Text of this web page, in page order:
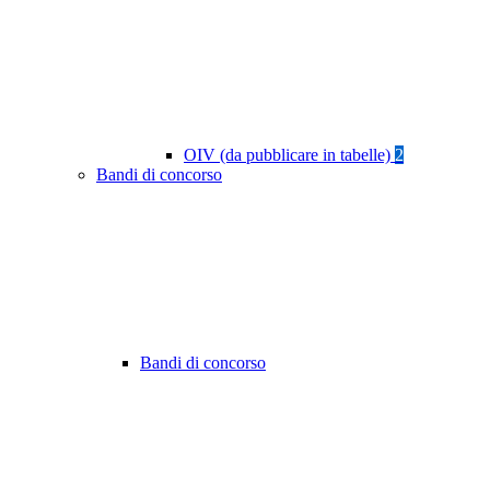
OIV (da pubblicare in tabelle) 2
Bandi di concorso
Bandi di concorso